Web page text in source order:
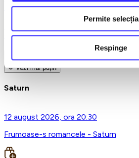
Permite selecția
Respinge
Teatru
Compania de Teatru Concordia
Vezi mai puțin
Saturn
12 august 2026, ora 20:30
Frumoase-s romancele - Saturn